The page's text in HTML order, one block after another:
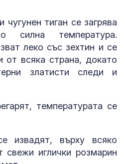
чугунен тиган се загрява
силна температура.
леко със зехтин и се
от всяка страна, докато
златисти следи и
температурата се
извадят, върху всяко
свежи иглички розмарин